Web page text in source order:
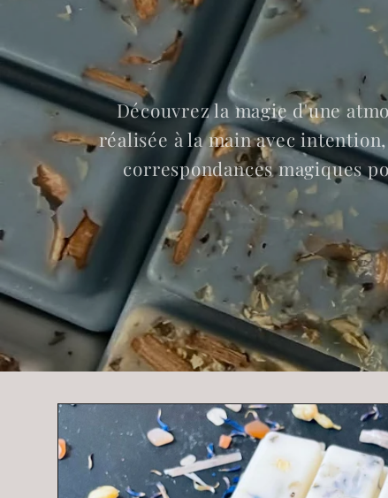
Découvrez la magie d'une
réalisée à la main avec
correspondances magiques